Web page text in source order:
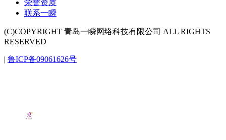
荣誉资质
联系一瞬
(C)COPYRIGHT 青岛一瞬网络科技有限公司 ALL RIGHTS
RESERVED
| 鲁ICP备09061626号